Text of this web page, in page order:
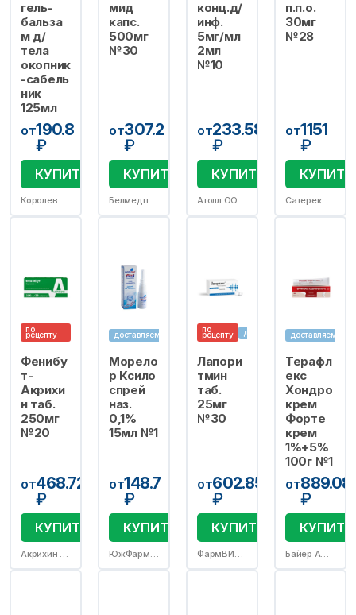
гель-
бальза
м д/
тела
окопник
-сабель
ник
125мл
от190.8
₽
КУПИТЬ
Королев Фарм ООО
мид
капс.
500мг
№30
от307.2
₽
КУПИТЬ
Белмедпрепараты РУП
конц.д/
инф.
5мг/мл
2мл
№10
от233.58
₽
КУПИТЬ
Атолл ООО/пр.Озон ООО
п.п.о.
30мг
№28
от1151
₽
КУПИТЬ
Сатерекс ООО/Фармасинтез-Тюмень ООО
по
рецепту
Фенибу
т-
Акрихи
н таб.
250мг
№20
от468.72
₽
КУПИТЬ
Акрихин ХФК АО
доставляем
Морело
р Ксило
спрей
наз.
0,1%
15мл №1
от148.7
₽
КУПИТЬ
ЮжФарм ООО
по
рецепту доставляем
Лапори
тмин
таб.
25мг
№30
от602.85
₽
КУПИТЬ
ФармВИЛАР НПО ООО
доставляем
Терафл
екс
Хондро
крем
Форте
крем
1%+5%
100г №1
от889.08
₽
КУПИТЬ
Байер АО/пр.Нижфарм АО